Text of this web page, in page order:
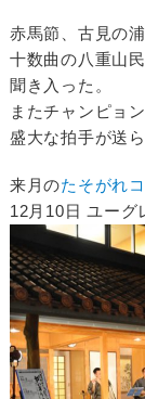
赤馬節、古見の
十数曲の八重山
聞き入った。
またチャンピョ
盛大な拍手が送
来月のたそがれ
12月10日 ユーグ